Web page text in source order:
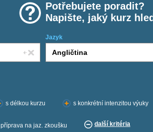
Potřebujete poradit?
Napište, jaký kurz
Jazyk
s délkou kurzu s konkrétní intenzitou výuky
příprava na jaz. zkoušku další kritéria